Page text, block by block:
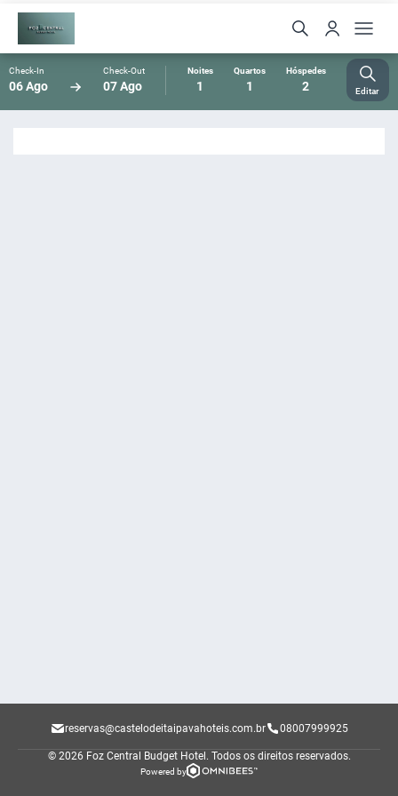
Check-In
06 Ago
Check-Out
07 Ago
Noites
1
Quartos
1
Hóspedes
2 Editar
reservas@castelodeitaipavahoteis.com.br 08007999925
© 2026 Foz Central Budget Hotel. Todos os direitos reservados.
Powered by